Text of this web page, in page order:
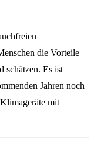
die Vorteile
schätzen. Es ist
Jahren noch
mit